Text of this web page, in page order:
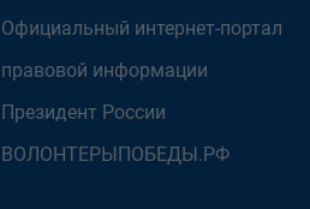
Официальный интернет-портал
правовой информации
Президент России
ВОЛОНТЕРЫПОБЕДЫ.РФ